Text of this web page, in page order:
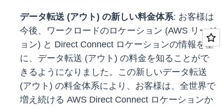
データ転送 (アウト) の新しい料金体系: お客様は
今後、ワークロードのロケーション (AWS リージ
ョン) と Direct Connect ロケーションの情報を基
に、データ転送 (アウト) の料金を知ることがで
きるようになりました。この新しいデータ転送
(アウト) の料金体系により、お客様は、全世界で
増え続ける AWS Direct Connect ロケーションか